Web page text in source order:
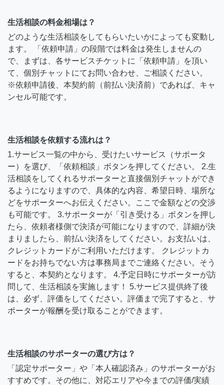
生活相談の料金相場は？
どのような生活相談をしてもらいたいかによっても変動し
ます。 「依頼申請」の段階では料金は発生しませんの
で、まずは、各サービスチケットに「依頼申請」を頂い
て、個別チャットにてお問い合わせ、ご相談ください。
※依頼申請後、本契約前（前払い決済前）であれば、キャ
ンセル可能です。
生活相談を依頼する流れは？
1.サービス一覧の中から、受けたいサービス（サポータ
ー）を選び、「依頼相談」ボタンを押してください。 2.生
活相談をしてくれるサポーターと直接個別チャットができ
るようになりますので、具体的な内容、希望日時、場所な
どをサポーターへお伝えください。ここで金額などの交渉
も可能です。 3.サポーターが「引き受ける」ボタンを押し
たら、依頼者様側で決済が可能になりますので、詳細が決
まりましたら、前払い決済をしてください。お支払いは、
クレジットカードがご利用いただけます。 クレジットカ
ードをお持ちでない方は事務局までご連絡ください。そう
すると、本契約となります。 4.予定日時にサポーターが訪
問して、生活相談を実施します！ 5.サービス提供終了後
は、必ず、評価をしてください。評価まで完了すると、サ
ポーターが報酬を受け取ることができます。
生活相談のサポーターの選び方は？
「認定サポーター」や「本人確認済み」のサポーターがお
すすめです。その他に、対応エリアや今までの評価/実績